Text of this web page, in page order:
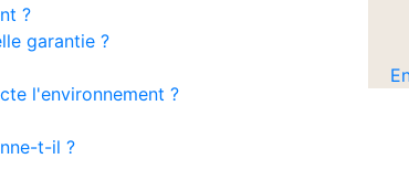
?
garantie ?
l'environnement ?
t-il ?